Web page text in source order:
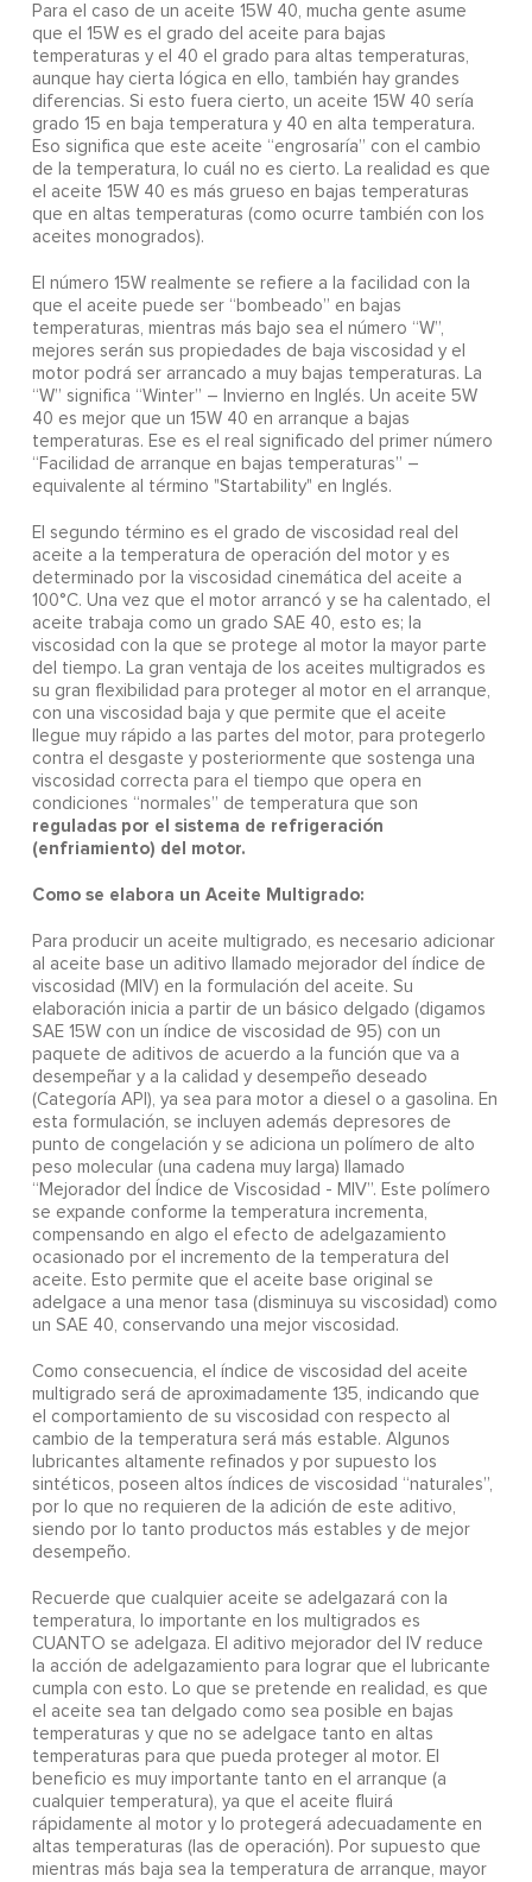
Para el caso de un aceite 15W 40, mucha gente asume
que el 15W es el grado del aceite para bajas
temperaturas y el 40 el grado para altas temperaturas,
aunque hay cierta lógica en ello, también hay grandes
diferencias. Si esto fuera cierto, un aceite 15W 40 sería
grado 15 en baja temperatura y 40 en alta temperatura.
Eso significa que este aceite “engrosaría” con el cambio
de la temperatura, lo cuál no es cierto. La realidad es que
el aceite 15W 40 es más grueso en bajas temperaturas
que en altas temperaturas (como ocurre también con los
aceites monogrados).
El número 15W realmente se refiere a la facilidad con la
que el aceite puede ser “bombeado” en bajas
temperaturas, mientras más bajo sea el número “W”,
mejores serán sus propiedades de baja viscosidad y el
motor podrá ser arrancado a muy bajas temperaturas. La
“W” significa “Winter” – Invierno en Inglés. Un aceite 5W
40 es mejor que un 15W 40 en arranque a bajas
temperaturas. Ese es el real significado del primer número
“Facilidad de arranque en bajas temperaturas” –
equivalente al término "Startability" en Inglés.
El segundo término es el grado de viscosidad real del
aceite a la temperatura de operación del motor y es
determinado por la viscosidad cinemática del aceite a
100°C. Una vez que el motor arrancó y se ha calentado, el
aceite trabaja como un grado SAE 40, esto es; la
viscosidad con la que se protege al motor la mayor parte
del tiempo. La gran ventaja de los aceites multigrados es
su gran flexibilidad para proteger al motor en el arranque,
con una viscosidad baja y que permite que el aceite
llegue muy rápido a las partes del motor, para protegerlo
contra el desgaste y posteriormente que sostenga una
viscosidad correcta para el tiempo que opera en
condiciones “normales” de temperatura que son
reguladas por el sistema de refrigeración
(enfriamiento) del motor.
Como se elabora un Aceite Multigrado:
Para producir un aceite multigrado, es necesario adicionar
al aceite base un aditivo llamado mejorador del índice de
viscosidad (MIV) en la formulación del aceite. Su
elaboración inicia a partir de un básico delgado (digamos
SAE 15W con un índice de viscosidad de 95) con un
paquete de aditivos de acuerdo a la función que va a
desempeñar y a la calidad y desempeño deseado
(Categoría API), ya sea para motor a diesel o a gasolina. En
esta formulación, se incluyen además depresores de
punto de congelación y se adiciona un polímero de alto
peso molecular (una cadena muy larga) llamado
“Mejorador del Índice de Viscosidad - MIV”. Este polímero
se expande conforme la temperatura incrementa,
compensando en algo el efecto de adelgazamiento
ocasionado por el incremento de la temperatura del
aceite. Esto permite que el aceite base original se
adelgace a una menor tasa (disminuya su viscosidad) como
un SAE 40, conservando una mejor viscosidad.
Como consecuencia, el índice de viscosidad del aceite
multigrado será de aproximadamente 135, indicando que
el comportamiento de su viscosidad con respecto al
cambio de la temperatura será más estable. Algunos
lubricantes altamente refinados y por supuesto los
sintéticos, poseen altos índices de viscosidad “naturales”,
por lo que no requieren de la adición de este aditivo,
siendo por lo tanto productos más estables y de mejor
desempeño.
Recuerde que cualquier aceite se adelgazará con la
temperatura, lo importante en los multigrados es
CUANTO se adelgaza. El aditivo mejorador del IV reduce
la acción de adelgazamiento para lograr que el lubricante
cumpla con esto. Lo que se pretende en realidad, es que
el aceite sea tan delgado como sea posible en bajas
temperaturas y que no se adelgace tanto en altas
temperaturas para que pueda proteger al motor. El
beneficio es muy importante tanto en el arranque (a
cualquier temperatura), ya que el aceite fluirá
rápidamente al motor y lo protegerá adecuadamente en
altas temperaturas (las de operación). Por supuesto que
mientras más baja sea la temperatura de arranque, mayor